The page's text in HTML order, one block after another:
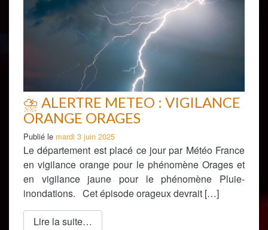
⛈ ALERTRE METEO : VIGILANCE
ORANGE ORAGES
Publié le mardi 3 juin 2025
Le département est placé ce jour par Météo France
en vigilance orange pour le phénomène Orages et
en vigilance jaune pour le phénomène Pluie-
inondations. Cet épisode orageux devrait […]
Lire la suite…